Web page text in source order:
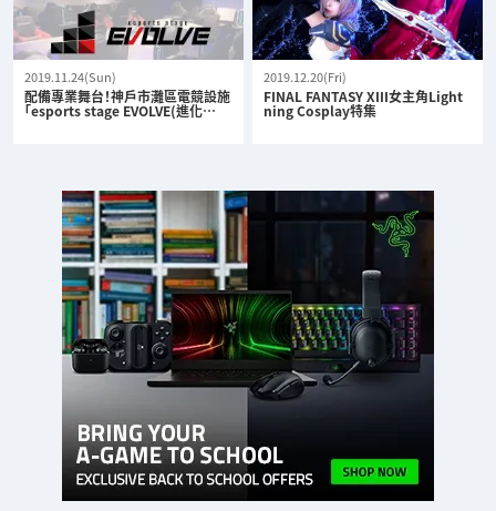
2019.11.24(Sun)
配備專業舞台！神戶市灘區電競設施
「esports stage EVOLVE(進化…
2019.12.20(Fri)
FINAL FANTASY XIII女主角Light
ning Cosplay特集